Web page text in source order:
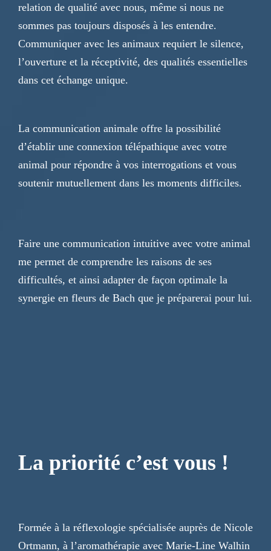
relation de qualité avec nous, même si nous ne
sommes pas toujours disposés à les entendre.
Communiquer avec les animaux requiert le silence,
l’ouverture et la réceptivité, des qualités essentielles
dans cet échange unique.
La communication animale offre la possibilité
d’établir une connexion télépathique avec votre
animal pour répondre à vos interrogations et vous
soutenir mutuellement dans les moments difficiles.
Faire une communication intuitive avec votre animal
me permet de comprendre les raisons de ses
difficultés, et ainsi adapter de façon optimale la
synergie en fleurs de Bach que je préparerai pour lui.
La priorité c’est vous !
Formée à la réflexologie spécialisée auprès de Nicole
Ortmann, à l’aromathérapie avec Marie-Line Walhin